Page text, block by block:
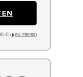
€ ( EU−PREISE)